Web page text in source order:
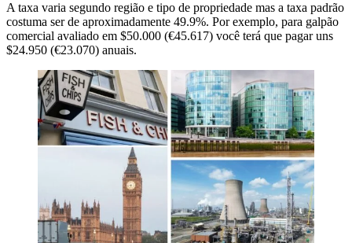
A taxa varia segundo região e tipo de propriedade mas a taxa padrão
costuma ser de aproximadamente 49.9%. Por exemplo, para galpão
comercial avaliado em $50.000 (€45.617) você terá que pagar uns
$24.950 (€23.070) anuais.